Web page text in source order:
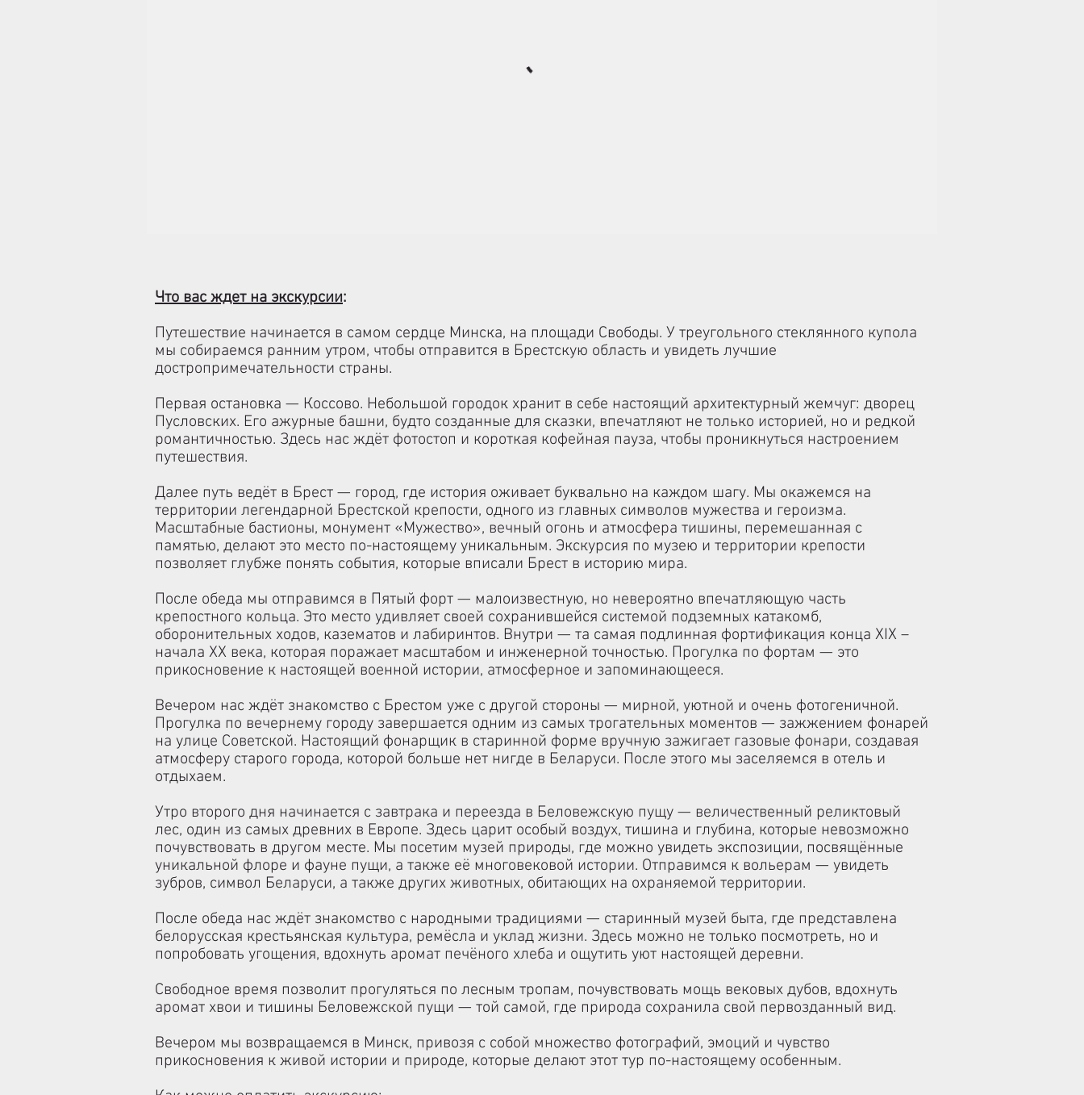
Что вас ждет на экскурсии:
Путешествие начинается в самом сердце Минска, на площади Свободы. У треугольного стеклянного купола
мы собираемся ранним утром, чтобы отправится в Брестскую область и увидеть лучшие
достропримечательности страны.
Первая остановка — Коссово. Небольшой городок хранит в себе настоящий архитектурный жемчуг: дворец
Пусловских. Его ажурные башни, будто созданные для сказки, впечатляют не только историей, но и редкой
романтичностью. Здесь нас ждёт фотостоп и короткая кофейная пауза, чтобы проникнуться настроением
путешествия.
Далее путь ведёт в Брест — город, где история оживает буквально на каждом шагу. Мы окажемся на
территории легендарной Брестской крепости, одного из главных символов мужества и героизма.
Масштабные бастионы, монумент «Мужество», вечный огонь и атмосфера тишины, перемешанная с
памятью, делают это место по-настоящему уникальным. Экскурсия по музею и территории крепости
позволяет глубже понять события, которые вписали Брест в историю мира.
После обеда мы отправимся в Пятый форт — малоизвестную, но невероятно впечатляющую часть
крепостного кольца. Это место удивляет своей сохранившейся системой подземных катакомб,
оборонительных ходов, казематов и лабиринтов. Внутри — та самая подлинная фортификация конца XIX –
начала XX века, которая поражает масштабом и инженерной точностью. Прогулка по фортам — это
прикосновение к настоящей военной истории, атмосферное и запоминающееся.
Вечером нас ждёт знакомство с Брестом уже с другой стороны — мирной, уютной и очень фотогеничной.
Прогулка по вечернему городу завершается одним из самых трогательных моментов — зажжением фонарей
на улице Советской. Настоящий фонарщик в старинной форме вручную зажигает газовые фонари, создавая
атмосферу старого города, которой больше нет нигде в Беларуси. После этого мы заселяемся в отель и
отдыхаем.
Утро второго дня начинается с завтрака и переезда в Беловежскую пущу — величественный реликтовый
лес, один из самых древних в Европе. Здесь царит особый воздух, тишина и глубина, которые невозможно
почувствовать в другом месте. Мы посетим музей природы, где можно увидеть экспозиции, посвящённые
уникальной флоре и фауне пущи, а также её многовековой истории. Отправимся к вольерам — увидеть
зубров, символ Беларуси, а также других животных, обитающих на охраняемой территории.
После обеда нас ждёт знакомство с народными традициями — старинный музей быта, где представлена
белорусская крестьянская культура, ремёсла и уклад жизни. Здесь можно не только посмотреть, но и
попробовать угощения, вдохнуть аромат печёного хлеба и ощутить уют настоящей деревни.
Свободное время позволит прогуляться по лесным тропам, почувствовать мощь вековых дубов, вдохнуть
аромат хвои и тишины Беловежской пущи — той самой, где природа сохранила свой первозданный вид.
Вечером мы возвращаемся в Минск, привозя с собой множество фотографий, эмоций и чувство
прикосновения к живой истории и природе, которые делают этот тур по-настоящему особенным.